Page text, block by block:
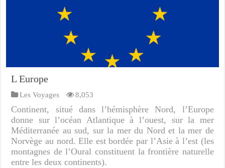
L Europe
Les Voyages 8,053
Continent, situé dans l’hémisphère Nord, l’Europe
donne sur l’océan Atlantique à l’ouest, sur la mer
Méditerranée au sud, sur la mer du Nord et la mer de
Norvège au nord. Elle est bordée par l’Asie à l’est (les
montagnes de l’Oural constituent la frontière naturelle
entre les deux continents).